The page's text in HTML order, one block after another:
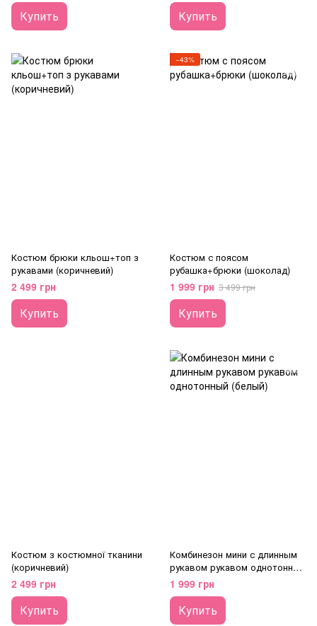
Купить Купить
Костюм брюки кльош+топ з
рукавами (коричневий)
2 499 грн
Купить
−43%
Костюм с поясом
рубашка+брюки (шоколад)
1 999 грн 3 499 грн
Купить
Костюм з костюмної тканини
(коричневий)
2 499 грн
Купить
Комбинезон мини с длинным
рукавом рукавом однотонный
(белый)
1 999 грн
Купить